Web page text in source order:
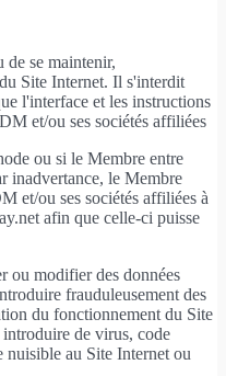
de se maintenir,
Site Internet. Il s'interdit
l'interface et les instructions
et/ou ses sociétés affiliées
ou si le Membre entre
inadvertance, le Membre
et/ou ses sociétés affiliées à
afin que celle-ci puisse
ou modifier des données
frauduleusement des
du fonctionnement du Site
de virus, code
au Site Internet ou